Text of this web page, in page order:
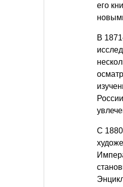
его
В
С 1880